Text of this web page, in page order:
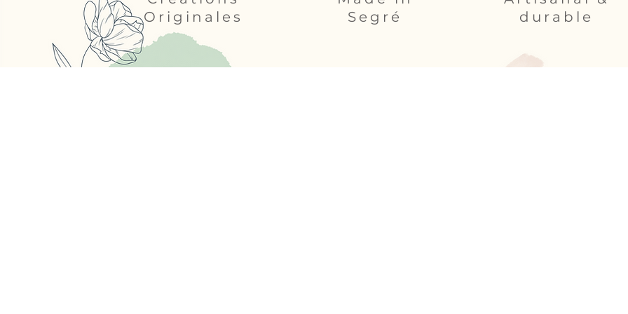
Originales
Segré
durable